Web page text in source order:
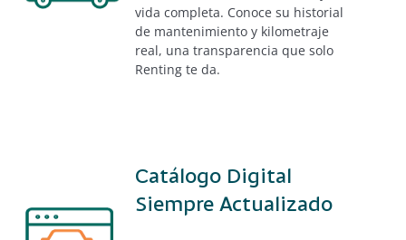
vida completa. Conoce su historial
de mantenimiento y kilometraje
real, una transparencia que solo
Renting te da.
Catálogo Digital
Siempre Actualizado